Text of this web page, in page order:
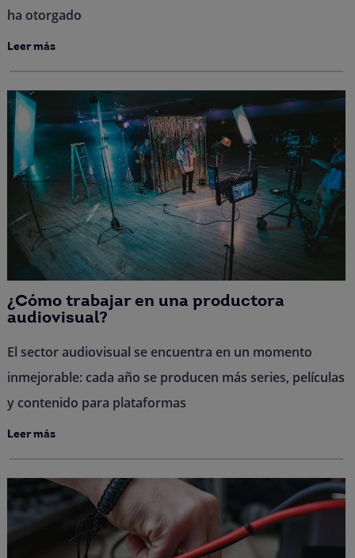
ha otorgado
Leer más
¿Cómo trabajar en una productora
audiovisual?
El sector audiovisual se encuentra en un momento
inmejorable: cada año se producen más series, películas
y contenido para plataformas
Leer más